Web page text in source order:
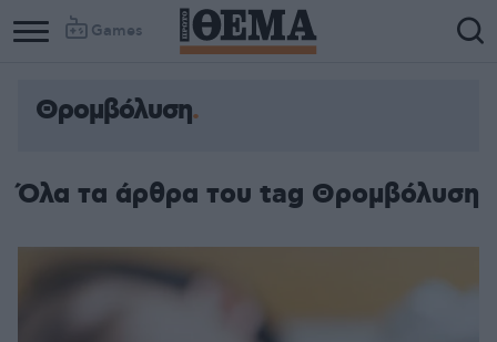
Games
Θρομβόλυση
Όλα τα άρθρα του tag Θρομβόλυση